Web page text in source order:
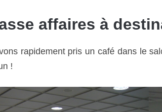
affaires à
rapidement pris un café dans le
!